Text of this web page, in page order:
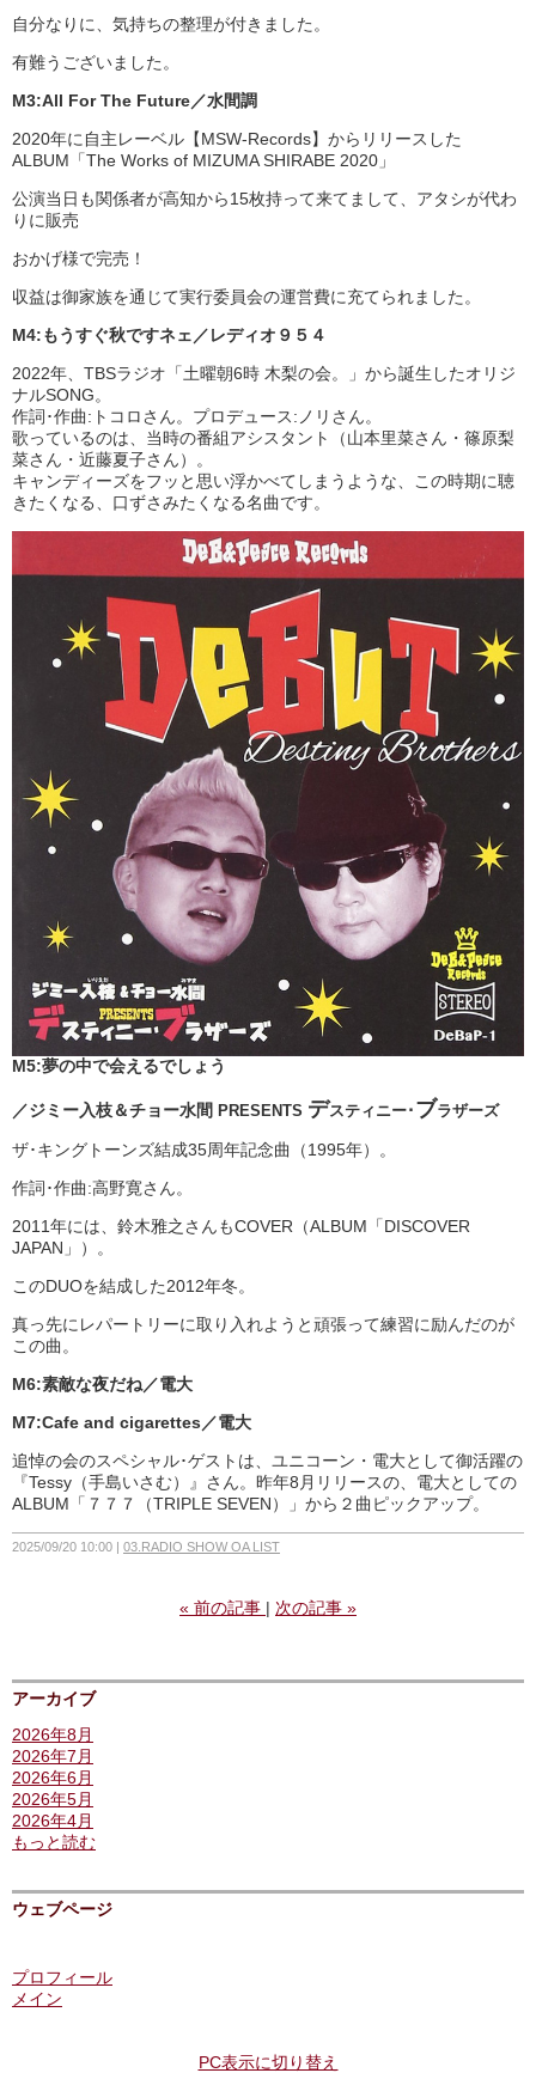
自分なりに、気持ちの整理が付きました。
有難うございました。
M3:All For The Future／水間調
2020年に自主レーベル【MSW-Records】からリリースした
ALBUM「The Works of MIZUMA SHIRABE 2020」
公演当日も関係者が高知から15枚持って来てまして、アタシが代わ
りに販売
おかげ様で完売！
収益は御家族を通じて実行委員会の運営費に充てられました。
M4:もうすぐ秋ですネェ／レディオ９５４
2022年、TBSラジオ「土曜朝6時 木梨の会。」から誕生したオリジ
ナルSONG。
作詞･作曲:トコロさん。プロデュース:ノリさん。
歌っているのは、当時の番組アシスタント（山本里菜さん・篠原梨
菜さん・近藤夏子さん）。
キャンディーズをフッと思い浮かべてしまうような、この時期に聴
きたくなる、口ずさみたくなる名曲です。
M5:夢の中で会えるでしょう
／ジミー入枝＆チョー水間 PRESENTS デスティニー･ ブラザーズ
ザ･キングトーンズ結成35周年記念曲（1995年）。
作詞･作曲:高野寛さん。
2011年には、鈴木雅之さんもCOVER（ALBUM「DISCOVER
JAPAN」）。
このDUOを結成した2012年冬。
真っ先にレパートリーに取り入れようと頑張って練習に励んだのが
この曲。
M6:素敵な夜だね／電大
M7:Cafe and cigarettes／電大
追悼の会のスペシャル･ゲストは、ユニコーン・電大として御活躍の
『Tessy（手島いさむ）』さん。昨年8月リリースの、電大としての
ALBUM「７７７（TRIPLE SEVEN）」から２曲ピックアップ。
2025/09/20 10:00 03.RADIO SHOW OA LIST
« 前の記事 次の記事 »
アーカイブ
2026年8月
2026年7月
2026年6月
2026年5月
2026年4月
もっと読む
ウェブページ
プロフィール
メイン
PC表示に切り替え